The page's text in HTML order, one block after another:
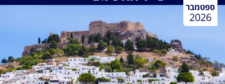
ספטמבר
2026